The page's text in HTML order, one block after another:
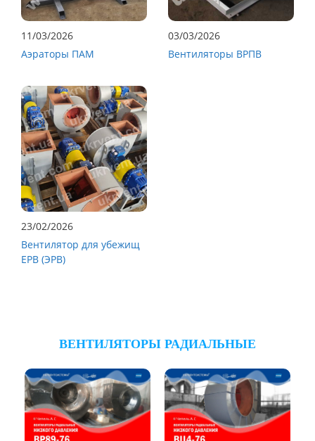
11/03/2026
Аэраторы ПАМ
03/03/2026
Вентиляторы ВРПВ
23/02/2026
Вентилятор для убежищ
ЕРВ (ЭРВ)
ВЕНТИЛЯТОРЫ РАДИАЛЬНЫЕ